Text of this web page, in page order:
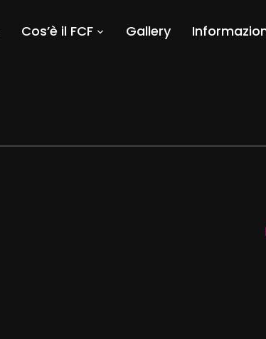
Cos’è il FCF Gallery